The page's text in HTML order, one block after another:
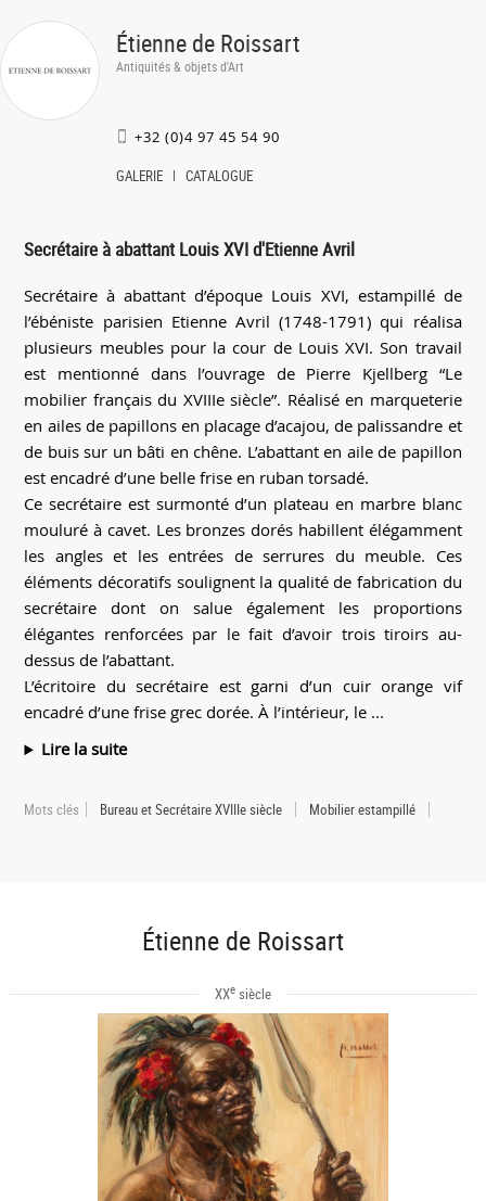
Étienne de Roissart
Antiquités & objets d'Art
+32 (0)4 97 45 54 90
GALERIE CATALOGUE
Secrétaire à abattant Louis XVI d'Etienne Avril
Secrétaire à abattant d’époque Louis XVI, estampillé de
l’ébéniste parisien Etienne Avril (1748-1791) qui réalisa
plusieurs meubles pour la cour de Louis XVI. Son travail
est mentionné dans l’ouvrage de Pierre Kjellberg “Le
mobilier français du XVIIIe siècle”. Réalisé en marqueterie
en ailes de papillons en placage d’acajou, de palissandre et
de buis sur un bâti en chêne. L’abattant en aile de papillon
est encadré d’une belle frise en ruban torsadé.
Ce secrétaire est surmonté d’un plateau en marbre blanc
mouluré à cavet. Les bronzes dorés habillent élégamment
les angles et les entrées de serrures du meuble. Ces
éléments décoratifs soulignent la qualité de fabrication du
secrétaire dont on salue également les proportions
élégantes renforcées par le fait d’avoir trois tiroirs au-
dessus de l’abattant.
L’écritoire du secrétaire est garni d’un cuir orange vif
encadré d’une frise grec dorée. À l’intérieur, le ...
Lire la suite
Mots clés Bureau et Secrétaire XVIIIe siècle Mobilier estampillé
Étienne de Roissart
XXesiècle